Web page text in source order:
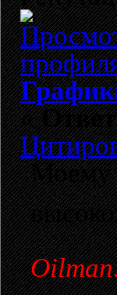
«
Моему